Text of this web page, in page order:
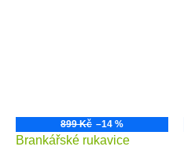
899 Kč –14 %
Brankářské rukavice